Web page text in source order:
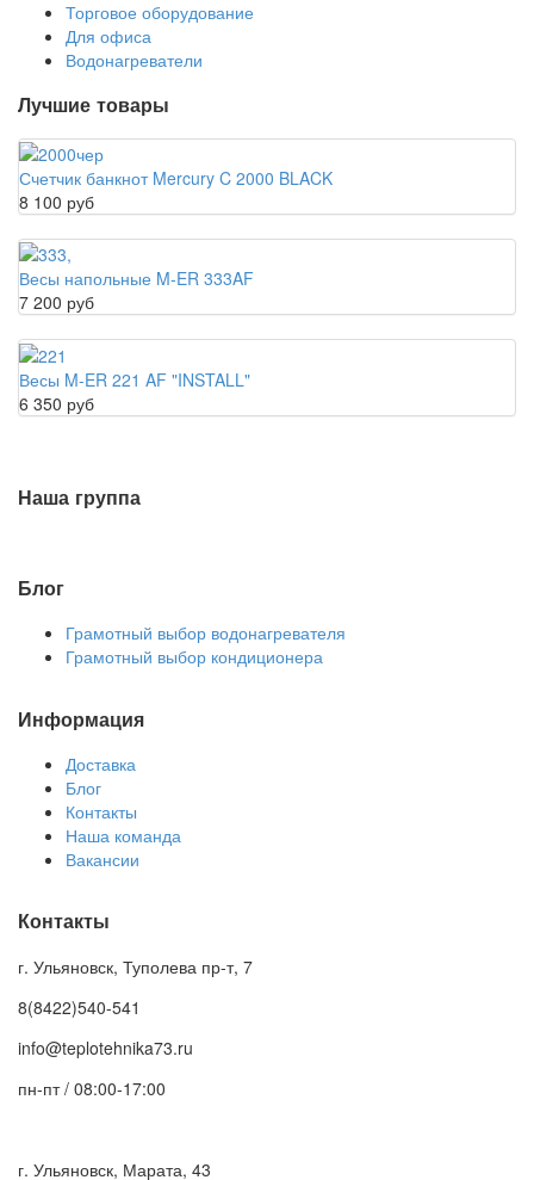
Торговое оборудование
Для офиса
Водонагреватели
Лучшие товары
Счетчик банкнот Mercury C 2000 BLACK
8 100 руб
Весы напольные M-ER 333AF
7 200 руб
Весы M-ER 221 AF "INSTALL"
6 350 руб
Наша группа
Блог
Грамотный выбор водонагревателя
Грамотный выбор кондиционера
Информация
Доставка
Блог
Контакты
Наша команда
Вакансии
Контакты
г. Ульяновск, Туполева пр-т, 7
8(8422)540-541
info@teplotehnika73.ru
пн-пт / 08:00-17:00
г. Ульяновск, Марата, 43